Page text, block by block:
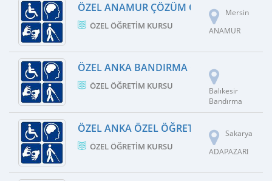
ÖZEL ANAMUR ÇÖZÜM ÖZEL ÖĞRETIM
ÖZEL ÖĞRETIM KURSU
Mersin
ANAMUR
ÖZEL ANKA BANDIRMA ÖZEL EĞITIM VE
ÖZEL ÖĞRETIM KURSU
Balıkesir
Bandırma
ÖZEL ANKA ÖZEL ÖĞRETIM KURSU
ÖZEL ÖĞRETIM KURSU
Sakarya
ADAPAZARI